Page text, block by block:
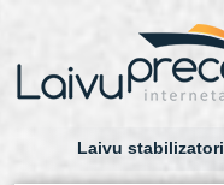
Laivu stabilizatori